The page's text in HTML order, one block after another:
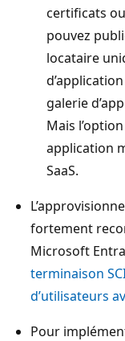
certificats
pouvez
locataire
galerie
Mais
application
SaaS.
fortement
Microsoft
terminaison
d’utilisateurs
Pour